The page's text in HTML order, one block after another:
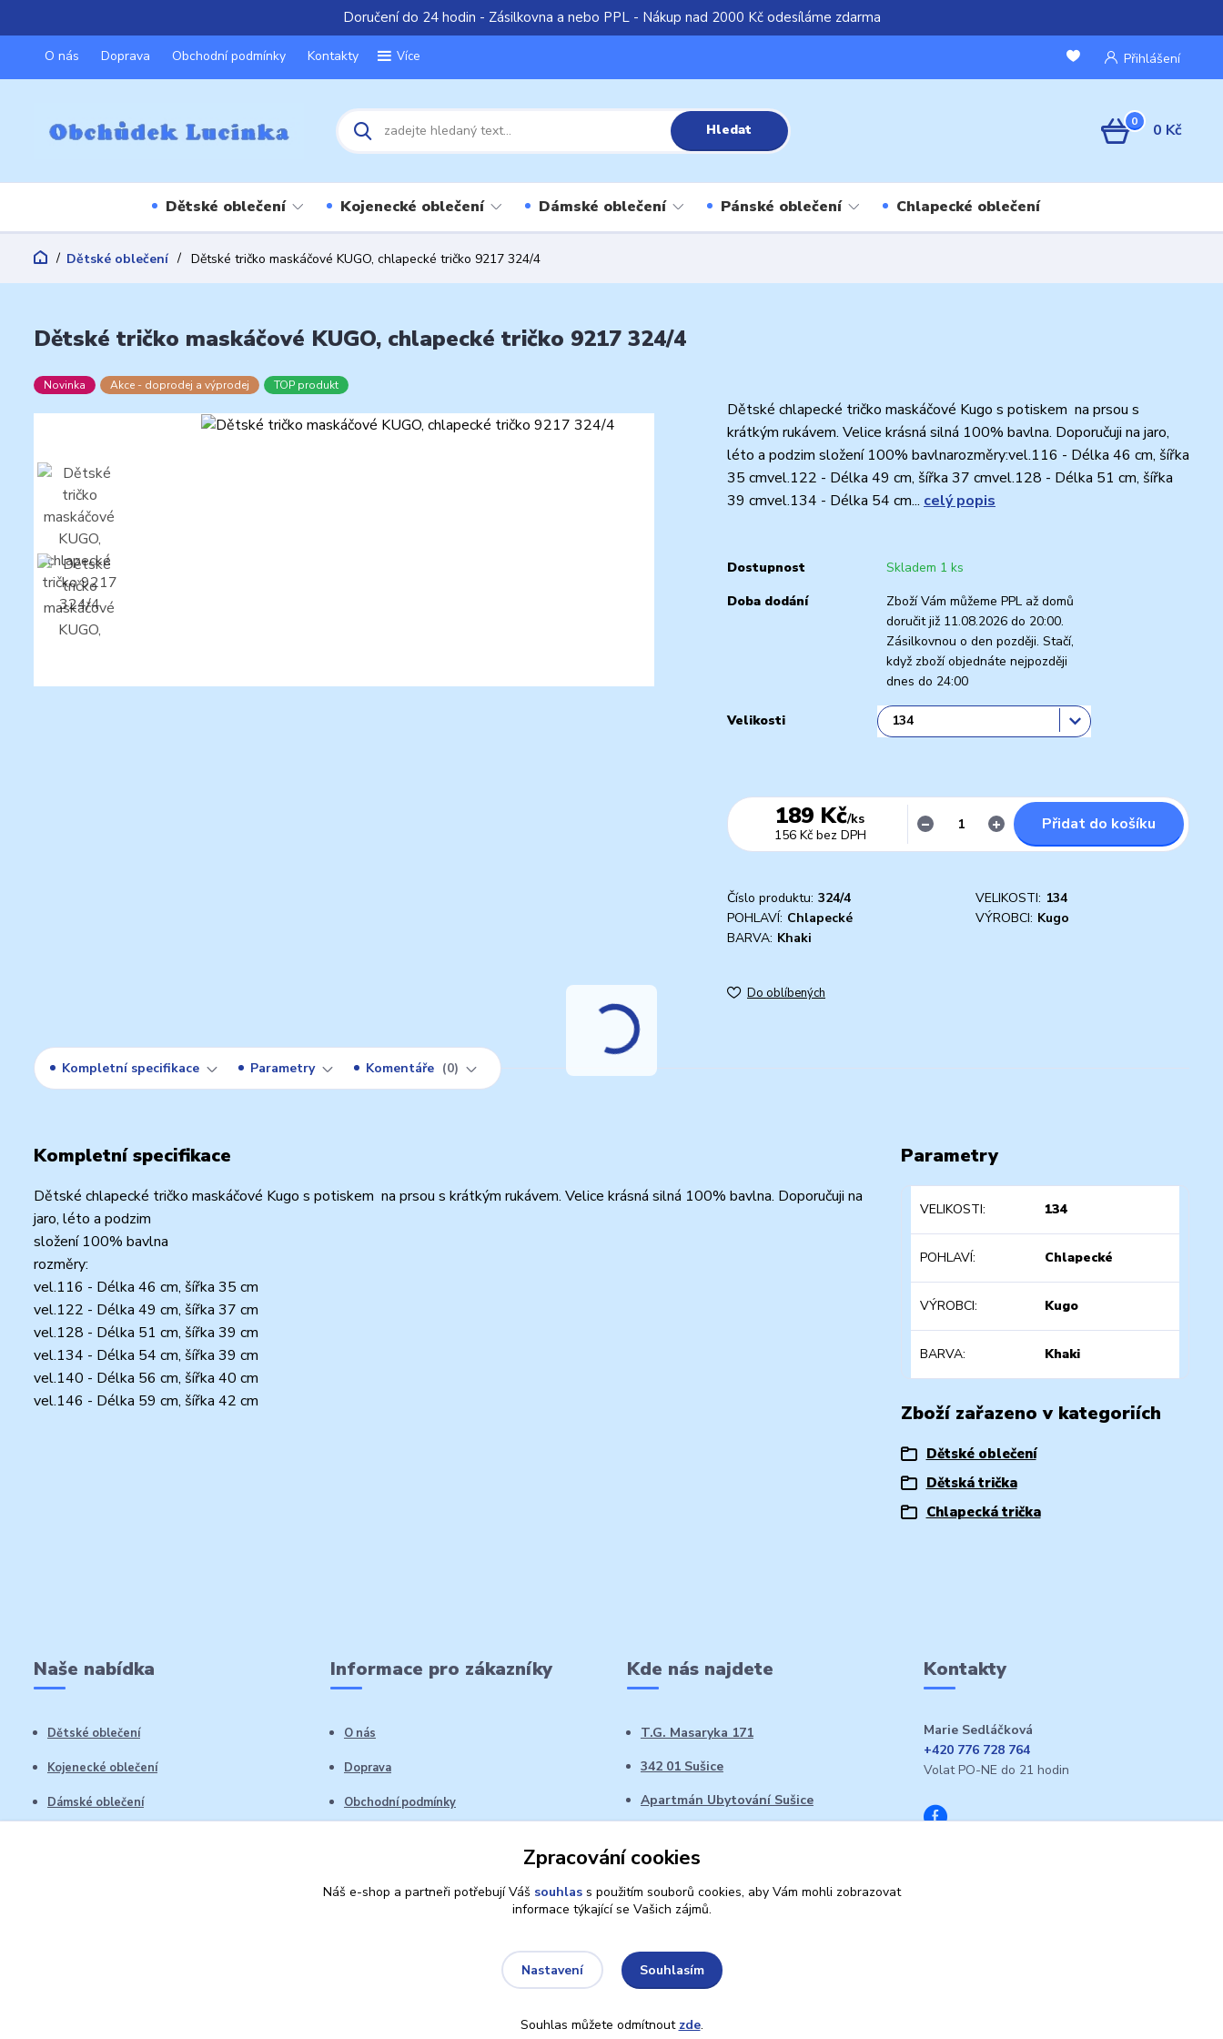
Doručení do 24 hodin - Zásilkovna a nebo PPL - Nákup nad 2000 Kč odesíláme zdarma
O nás Doprava Obchodní podmínky Kontakty Více Přihlášení
Hledat 0 0 Kč
Dětské oblečení Kojenecké oblečení Dámské oblečení Pánské oblečení Chlapecké oblečení
Dětské oblečení Dětské tričko maskáčové KUGO, chlapecké tričko 9217 324/4
Dětské tričko maskáčové KUGO, chlapecké tričko 9217 324/4
Novinka Akce - doprodej a výprodej TOP produkt
Dětské chlapecké tričko maskáčové Kugo s potiskem na prsou s
krátkým rukávem. Velice krásná silná 100% bavlna. Doporučuji na jaro,
léto a podzim složení 100% bavlnarozměry:vel.116 - Délka 46 cm, šířka
35 cmvel.122 - Délka 49 cm, šířka 37 cmvel.128 - Délka 51 cm, šířka
39 cmvel.134 - Délka 54 cm... celý popis
Dostupnost
Skladem 1 ks
Doba dodání
Zboží Vám můžeme PPL až domů
doručit již 11.08.2026 do 20:00.
Zásilkovnou o den později. Stačí,
když zboží objednáte nejpozději
dnes do 24:00
Velikosti
189 Kč/ks
156 Kč bez DPH
Přidat do košíku
Číslo produktu: 324/4 VELIKOSTI: 134
POHLAVÍ: Chlapecké VÝROBCI: Kugo
BARVA: Khaki
Do oblíbených
Kompletní specifikace Parametry Komentáře 0
Kompletní specifikace
Dětské chlapecké tričko maskáčové Kugo s potiskem na prsou s krátkým rukávem. Velice krásná silná 100% bavlna. Doporučuji na
jaro, léto a podzim
složení 100% bavlna
rozměry:
vel.116 - Délka 46 cm, šířka 35 cm
vel.122 - Délka 49 cm, šířka 37 cm
vel.128 - Délka 51 cm, šířka 39 cm
vel.134 - Délka 54 cm, šířka 39 cm
vel.140 - Délka 56 cm, šířka 40 cm
vel.146 - Délka 59 cm, šířka 42 cm
Parametry
VELIKOSTI 134
POHLAVÍ Chlapecké
VÝROBCI Kugo
BARVA Khaki
Zboží zařazeno v kategoriích
Dětské oblečení
Dětská trička
Chlapecká trička
Naše nabídka
Dětské oblečení
Kojenecké oblečení
Dámské oblečení
Informace pro zákazníky
O nás
Doprava
Obchodní podmínky
Kde nás najdete
T.G. Masaryka 171
342 01 Sušice
Apartmán Ubytování Sušice
Kontakty
Marie Sedláčková
+420 776 728 764
Volat PO-NE do 21 hodin
Zpracování cookies
Náš e-shop a partneři potřebují Váš souhlass použitím souborů cookies, aby Vám mohli zobrazovat
informace týkající se Vašich zájmů.
Nastavení Souhlasím
Souhlas můžete odmítnout zde.